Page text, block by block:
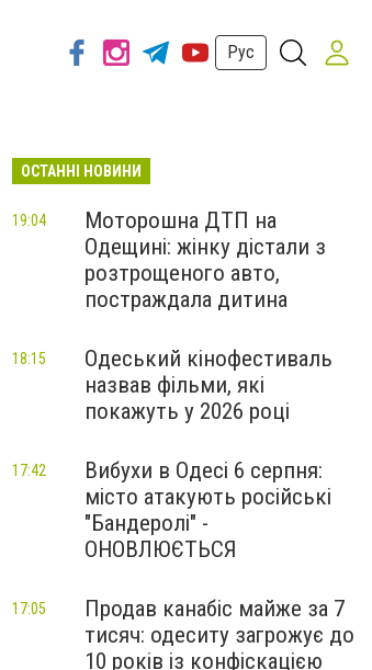
Рус
ОСТАННІ НОВИНИ
Моторошна ДТП на
Одещині: жінку дістали з
розтрощеного авто,
постраждала дитина
19:04
Одеський кінофестиваль
назвав фільми, які
покажуть у 2026 році
18:15
Вибухи в Одесі 6 серпня:
місто атакують російські
"Бандеролі" -
ОНОВЛЮЄТЬСЯ
17:42
Продав канабіс майже за 7
тисяч: одеситу загрожує до
10 років із конфіскацією
17:05